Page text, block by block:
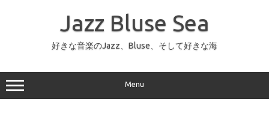
ッ
プ
Jazz Bluse Sea
好きな音楽のJazz、Bluse、そして好きな海
Menu